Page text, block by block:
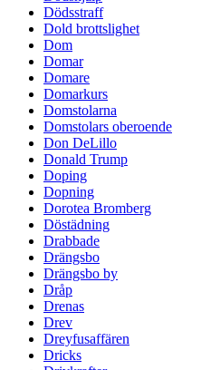
Dödsstraff
Dold brottslighet
Dom
Domar
Domare
Domarkurs
Domstolarna
Domstolars oberoende
Don DeLillo
Donald Trump
Doping
Dopning
Dorotea Bromberg
Döstädning
Drabbade
Drängsbo
Drängsbo by
Dråp
Drenas
Drev
Dreyfusaffären
Dricks